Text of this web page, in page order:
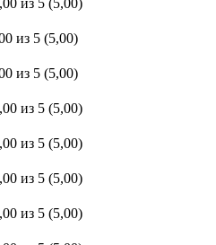
(5,00)
(5,00)
(5,00)
(5,00)
(5,00)
(5,00)